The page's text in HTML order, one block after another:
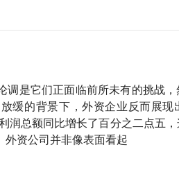
调是它们正面临前所未有的挑战
缓的背景下，外资企业反而展现
润总额同比增长了百分之二点五
资公司并非像表面看起